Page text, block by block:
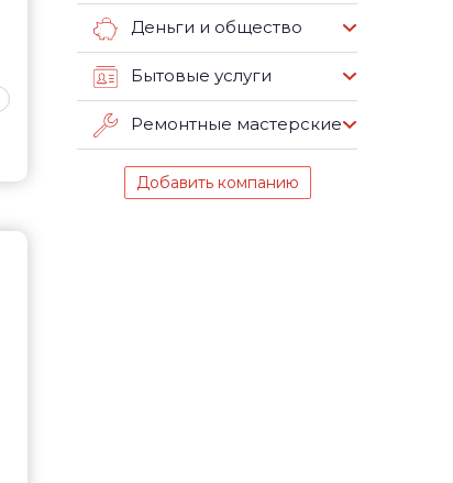
Деньги и общество
Бытовые услуги
Ремонтные мастерские
Добавить компанию